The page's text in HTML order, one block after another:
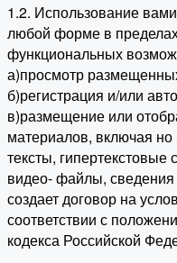
1.2. Использование
любой форме в
функциональных
а)просмотр
б)регистрация и/или
в)размещение или
материалов, включая но
тексты,
видео- файлы,
создает договор на
соответствии с
кодекса Российской